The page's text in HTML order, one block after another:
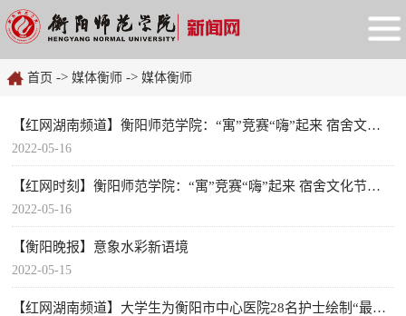
首页 -> 媒体衡师 -> 媒体衡师
【红网湖南频道】衡阳师范学院：“寓”竞赛“嗨”起来 宿舍文化节精彩纷呈
2022-05-16
【红网时刻】衡阳师范学院：“寓”竞赛“嗨”起来 宿舍文化节精彩纷呈
2022-05-16
【衡阳晚报】意象水彩新语境
2022-05-15
【红网湖南频道】大学生为衡阳市中心医院28名护士绘制“最美画像”